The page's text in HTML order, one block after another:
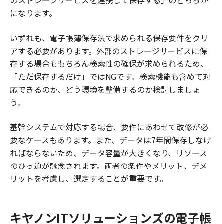
になります。
いずれも、電子帳簿保存法で求められる保存要件をクリ
アする必要があります。外部のストレージサービスに保
存する場合ももちろん検索性の確保が求められるため、
「ただ保存するだけ」ではNGです。検索機能も含めて対
応できるのか、どう環境を整備するのか検討しましょ
う。
基幹システムで対応する場合、要件にあわせて改修が必
要なケースもあります。また、データは7年間保存しなけ
ればならないため、データ容量が大きくなり、リソース
のひっ迫が懸念されます。両者の条件やメリット、デメ
リットを考慮し、選定することが重要です。
キヤノンITソリューションズの電子帳